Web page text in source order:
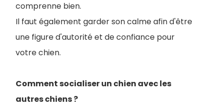
comprenne bien.
Il faut également garder son calme afin d'être
une figure d'autorité et de confiance pour
votre chien.
Comment socialiser un chien avec les
autres chiens ?